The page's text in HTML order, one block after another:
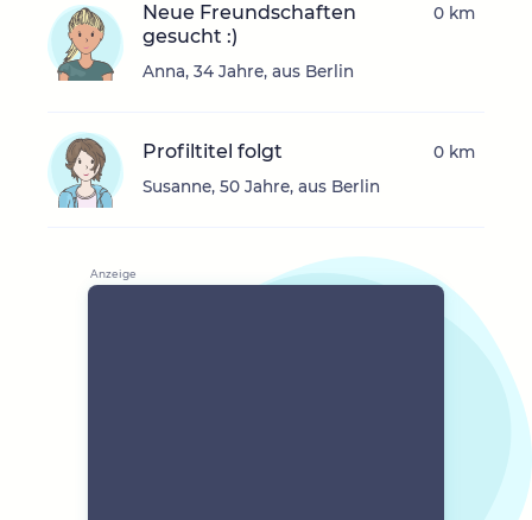
Neue Freundschaften
gesucht :)
Anna, 34 Jahre, aus Berlin
0 km
Profiltitel folgt
Susanne, 50 Jahre, aus Berlin
0 km